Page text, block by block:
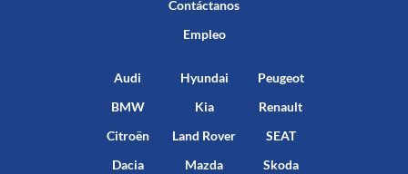
Contáctanos
Empleo
Audi
BMW
Citroën
Dacia
Hyundai
Kia
Land Rover
Mazda
Peugeot
Renault
SEAT
Skoda